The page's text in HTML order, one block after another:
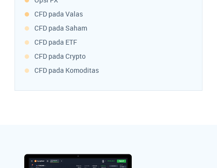
CFD pada Valas
CFD pada Saham
CFD pada ETF
CFD pada Crypto
CFD pada Komoditas